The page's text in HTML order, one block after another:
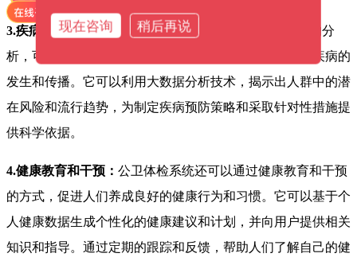
3.疾病预防和控制：
公卫体检系统通过对个人健康数据的分
析，可以帮助公共卫生部门和相关机构提前发现和预防疾病的
发生和传播。它可以利用大数据分析技术，揭示出人群中的潜
在风险和流行趋势，为制定疾病预防策略和采取针对性措施提
供科学依据。
4.健康教育和干预： 公卫体检系统还可以通过健康教育和干预
的方式，促进人们养成良好的健康行为和习惯。它可以基于个
人健康数据生成个性化的健康建议和计划，并向用户提供相关
知识和指导。通过定期的跟踪和反馈，帮助人们了解自己的健
现在咨询 稍后再说